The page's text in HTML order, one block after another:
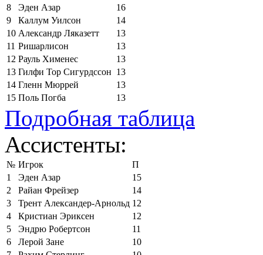
8
Эден Азар
16
9
Каллум Уилсон
14
10 Александр Ляказетт
13
11 Ришарлисон
13
12 Рауль Хименес
13
13 Гилфи Тор Сигурдссон 13
14 Гленн Мюррей
13
15 Поль Погба 13
Подробная таблица
Ассистенты:
№ Игрок
П
1
Эден Азар
15
2
Райан Фрейзер
14
3
Трент Александер-Арнольд 12
4
Кристиан Эриксен
12
5
Эндрю Робертсон
11
6
Лерой Зане
10